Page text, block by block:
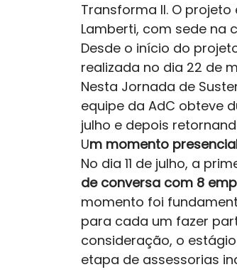
Transforma II. O
Lamberti, com sede na
Desde o início do
realizada no dia 22 de
Nesta Jornada de
equipe da AdC obteve
julho e depois
Um momento
No dia 11 de julho, a
de conversa com 8
momento foi
para cada um fazer
consideração, o
etapa de assessorias